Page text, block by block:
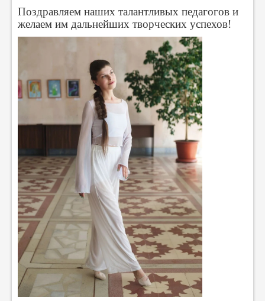
Поздравляем наших талантливых педагогов и
желаем им дальнейших творческих успехов!